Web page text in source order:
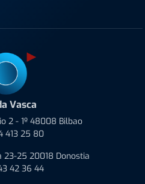
Vasca
2 - 1º 48008 Bilbao
413 25 80
23-25 20018 Donostia
42 36 44